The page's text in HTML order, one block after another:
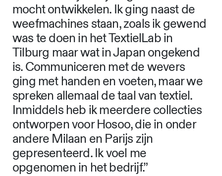
mocht ontwikkelen. Ik ging naast de
weefmachines staan, zoals ik gewend
was te doen in het TextielLab in
Tilburg maar wat in Japan ongekend
is. Communiceren met de wevers
ging met handen en voeten, maar we
spreken allemaal de taal van textiel.
Inmiddels heb ik meerdere collecties
ontworpen voor Hosoo, die in onder
andere Milaan en Parijs zijn
gepresenteerd. Ik voel me
opgenomen in het bedrijf.”